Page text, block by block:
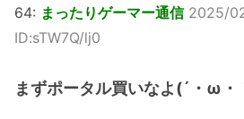
64: まったりゲーマー通信 2025/
ID:sTW7Q/lj0
まずポータル買いなよ(´・ω・